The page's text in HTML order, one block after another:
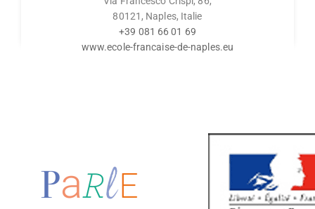
80121, Naples, Italie
+39 081 66 01 69
www.ecole-francaise-de-naples.eu